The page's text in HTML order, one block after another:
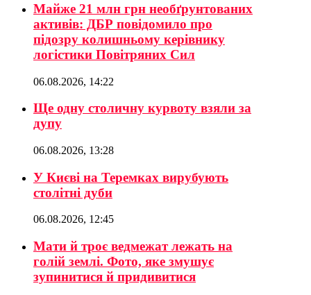
Майже 21 млн грн необґрунтованих
активів: ДБР повідомило про
підозру колишньому керівнику
логістики Повітряних Сил
06.08.2026, 14:22
Ще одну столичну курвоту взяли за
дупу
06.08.2026, 13:28
У Києві на Теремках вирубують
столітні дуби
06.08.2026, 12:45
Мати й троє ведмежат лежать на
голій землі. Фото, яке змушує
зупинитися й придивитися